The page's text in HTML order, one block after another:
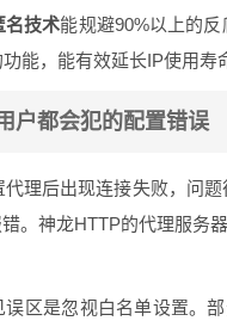
名技术能规避90%以上的
能，能有效延长IP使用寿
户都会犯的配置错误
代理后出现连接失败，问
。神龙HTTP的代理服务
误区是忽视白名单设置。